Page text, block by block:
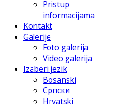
Pristup
informacijama
Kontakt
Galerije
Foto galerija
Video galerija
Izaberi jezik
Bosanski
Српски
Hrvatski